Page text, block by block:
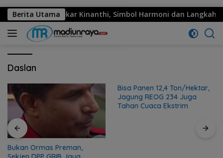
Berita Utama
Menggema: Sekar Kinanthi, Simbol Harmoni dan Langkah
Daslan
Bukan Ormas Preman,
Bisa Panen 12,4 Ton/Hektar,
Jagung REOG 234 Juga
Tahan Cuaca Ekstrim